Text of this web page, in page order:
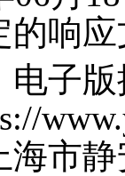
的响
电子
海市